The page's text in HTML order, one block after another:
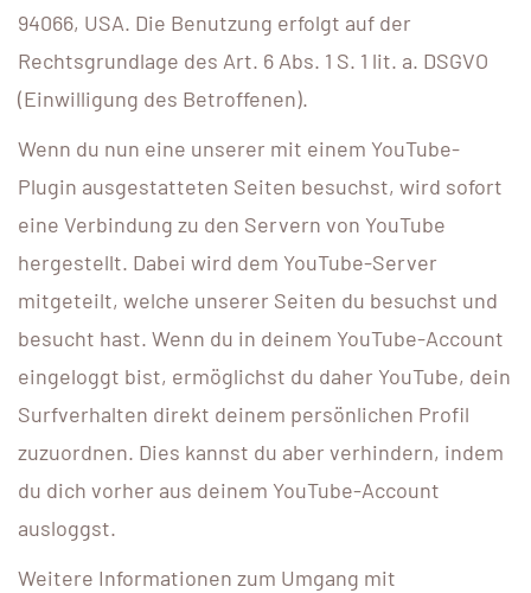
94066, USA. Die Benutzung erfolgt auf der
Rechtsgrundlage des Art. 6 Abs. 1 S. 1 lit. a. DSGVO
(Einwilligung des Betroffenen).
Wenn du nun eine unserer mit einem YouTube-
Plugin ausgestatteten Seiten besuchst, wird sofort
eine Verbindung zu den Servern von YouTube
hergestellt. Dabei wird dem YouTube-Server
mitgeteilt, welche unserer Seiten du besuchst und
besucht hast. Wenn du in deinem YouTube-Account
eingeloggt bist, ermöglichst du daher YouTube, dein
Surfverhalten direkt deinem persönlichen Profil
zuzuordnen. Dies kannst du aber verhindern, indem
du dich vorher aus deinem YouTube-Account
ausloggst.
Weitere Informationen zum Umgang mit